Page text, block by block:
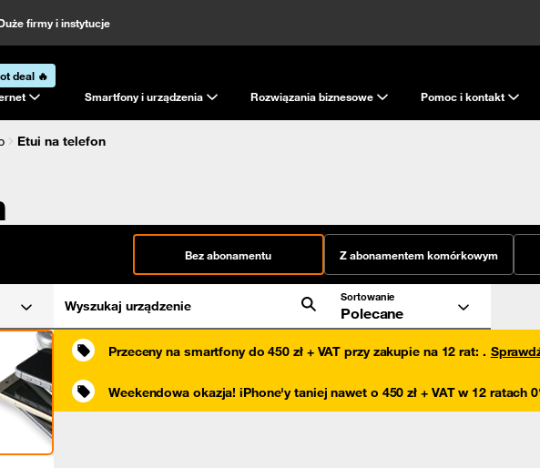
firmy i instytucje
deal 🔥
Smartfony i urządzenia Rozwiązania biznesowe Pomoc i kontakt
Etui na telefon
Bez abonamentu Z abonamentem komórkowym
Wyszukaj urządzenie
Sortowanie
Polecane
Przeceny na smartfony do 450 zł + VAT przy zakupie na 12 rat: .
Weekendowa okazja! iPhone'y taniej nawet o 450 zł + VAT w 12 ratach